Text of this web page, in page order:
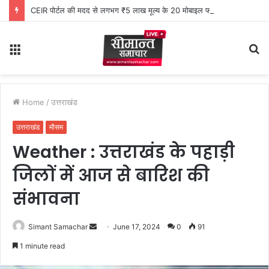
CEIR पोर्टल की मदद से लगभग ₹5 लाख मूल्य के 20 मोबाइल फोन बरामद
Home / उत्तराखंड
उत्तराखंड मौसम
Weather : उत्तराखंड के पहाड़ी
जिलों में आज से बारिश की
संभावना
Simant Samachar June 17, 2024 0 91
1 minute read